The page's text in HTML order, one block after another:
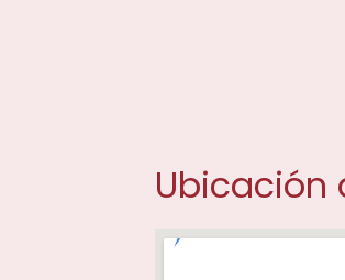
Ubicación